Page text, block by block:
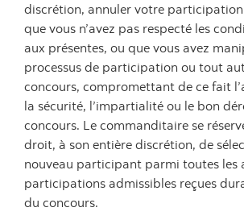
discrétion, annuler votre participation
que vous n’avez pas respecté les
aux présentes, ou que vous avez
processus de participation ou tout
concours, compromettant de ce fait
la sécurité, l’impartialité ou le bon
concours. Le commanditaire se
droit, à son entière discrétion, de
nouveau participant parmi toutes les
participations admissibles reçues
du concours.